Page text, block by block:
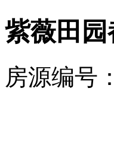
紫薇田
房源编号：